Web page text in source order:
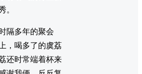
。
隔多年的聚会
上，喝多了的虞荔
还时常端着杯来